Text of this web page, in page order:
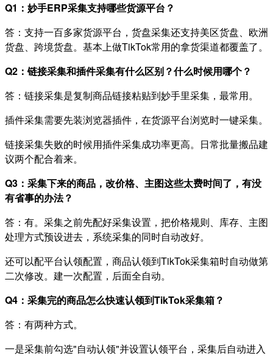
Q1：妙手ERP采集支持哪些货源平台？
答：支持一百多家货源平台，货盘采集还支持美区货盘、欧洲
货盘、跨境货盘。基本上做TikTok常用的拿货渠道都覆盖了。
Q2：链接采集和插件采集有什么区别？什么时候用哪个？
答：链接采集是复制商品链接粘贴到妙手里采集，最常用。
插件采集需要先装浏览器插件，在货源平台浏览时一键采集。
链接采集失败的时候用插件采集成功率更高。日常批量搬品建
议两个配合着来。
Q3：采集下来的商品，改价格、主图这些太费时间了，有没
有省事的办法？
答：有。采集之前先配好采集设置，把价格规则、库存、主图
处理方式预设进去，系统采集的同时自动改好。
还可以配平台认领配置，商品认领到TikTok采集箱时自动做第
二次修改。建一次配置，后面全自动。
Q4：采集完的商品怎么快速认领到TikTok采集箱？
答：有两种方式。
一是采集前勾选"自动认领"并设置认领平台，采集后自动进入